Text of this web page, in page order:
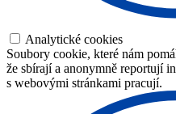
Analytické cookies
Soubory cookie, které nám
že sbírají a anonymně reportují
s webovými stránkami pracují.